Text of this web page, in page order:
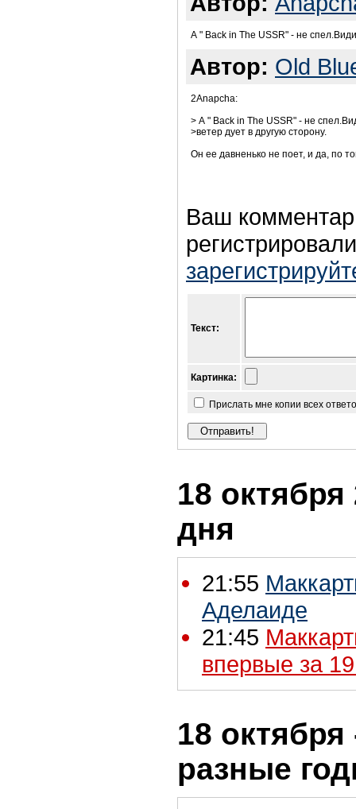
А " Back in The USSR" - не
Автор: Old
2Anapcha:
> А " Back in The USSR" - не
>ветер дует в другую сторону.
Он ее давненько не поет, и да, по
Ваш
Текст:
Картинка:
Прислать мне копии всех
18 октября
дня
21:55
Аделаиде
21:45
впервые за
18
разные